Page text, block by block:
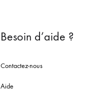
Besoin d’aide ?
Contactez-nous
Aide